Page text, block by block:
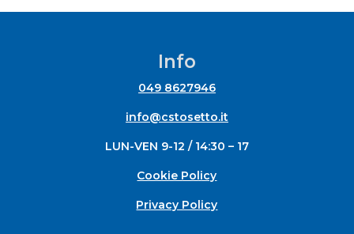
Info
049 8627946
info@cstosetto.it
LUN-VEN 9-12 / 14:30 – 17
Cookie Policy
Privacy Policy